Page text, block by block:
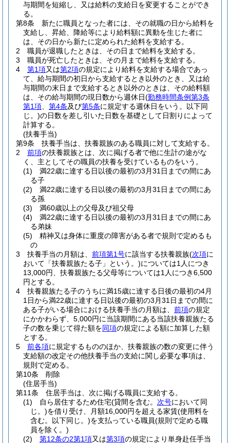
与期間を短縮し、又は給料の支給日を変更することができ
る。
第8条
新たに職員となった者には、その就職の日から給料を
支給し、昇給、降給等により給料額に異動を生じた者に
は、その日から新たに定められた給料を支給する。
2
職員が退職したときは、その日まで給料を支給する。
3
職員が死亡したときは、その月まで給料を支給する。
4
第1項又は第2項の規定により給料を支給する場合であっ
て、給与期間の初日から支給するとき以外のとき、又は給
与期間の末日まで支給するとき以外のときは、その給料額
は、その給与期間の現日数から週休日(勤務時間条例第3条
第1項
第4条及び第5条に規定する週休日をいう。以下同
じ。)の日数を差し引いた日数を基礎として日割りによって
計算する。
(扶養手当)
第9条
扶養手当は、扶養親族のある職員に対して支給する。
2
前項の扶養親族とは、次に掲げる者で他に生計の途がな
く、主としてその職員の扶養を受けているものをいう。
(1)
満22歳に達する日以後の最初の3月31日までの間にあ
る子
(2)
満22歳に達する日以後の最初の3月31日までの間にあ
る孫
(3)
満60歳以上の父母及び祖父母
(4)
満22歳に達する日以後の最初の3月31日までの間にあ
る弟妹
(5)
精神又は身体に重度の障害がある者で規則で定めるも
の
3
扶養手当の月額は、 前項第1号に該当する扶養親族(次項に
おいて「扶養親族たる子」という。)については1人につき
13,000円、扶養親族たる父母等については1人につき6,500
円とする。
4
扶養親族たる子のうちに満15歳に達する日後の最初の4月
1日から満22歳に達する日以後の最初の3月31日までの間に
ある子がいる場合における扶養手当の月額は、 前項の規定
にかかわらず、5,000円に当該期間にある当該扶養親族たる
子の数を乗じて得た額を同項の規定による額に加算した額
とする。
5
前各項に規定するもののほか、扶養親族の数の変更に伴う
支給額の改定その他扶養手当の支給に関し必要な事項は、
規則で定める。
第10条
削除
(住居手当)
第11条
住居手当は、次に掲げる職員に支給する。
(1)
自ら居住するため住宅(貸間を含む。 次号において同
じ。)を借り受け、月額16,000円を超える家賃(使用料を
含む。以下同じ。)を支払っている職員(規則で定める職
員を除く。)
(2)
第12条の2第1項又は第3項の規定により単身赴任手当